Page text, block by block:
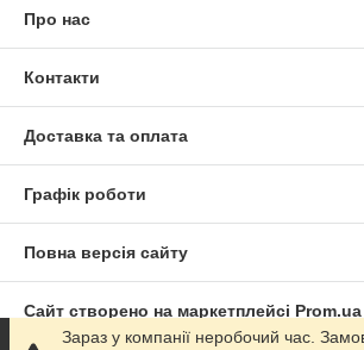
Про нас
Контакти
Доставка та оплата
Графік роботи
Повна версія сайту
Сайт створено на маркетплейсі Prom.ua
Зараз у компанії неробочий час.